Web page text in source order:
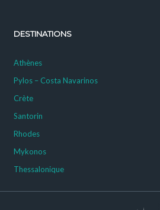
DESTINATIONS
Athènes
Pylos – Costa Navarinos
Crète
Santorin
Rhodes
Mykonos
Thessalonique